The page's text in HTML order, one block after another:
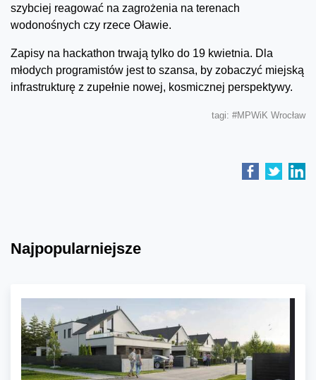
szybciej reagować na zagrożenia na terenach
wodonośnych czy rzece Oławie.
Zapisy na hackathon trwają tylko do 19 kwietnia. Dla
młodych programistów jest to szansa, by zobaczyć miejską
infrastrukturę z zupełnie nowej, kosmicznej perspektywy.
tagi: #MPWiK Wrocław
Najpopularniejsze